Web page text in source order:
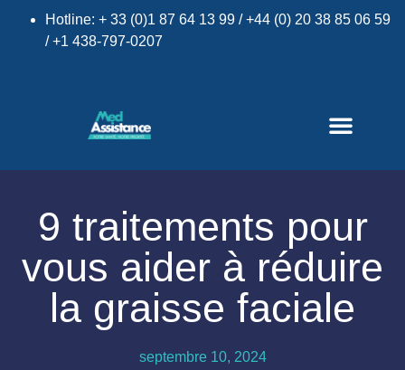
Hotline: + 33 (0)1 87 64 13 99 / +44 (0) 20 38 85 06 59
/ +1 438-797-0207
9 traitements pour
vous aider à réduire
la graisse faciale
septembre 10, 2024